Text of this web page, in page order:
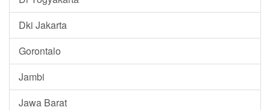
Dki Jakarta
Gorontalo
Jambi
Jawa Barat